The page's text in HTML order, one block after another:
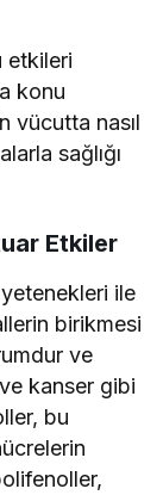
etkileri
konu
vücutta nasıl
sağlığı
Etkiler
ile
birikmesi
ve
kanser gibi
bu